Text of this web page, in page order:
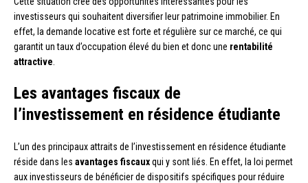
investisseurs qui souhaitent diversifier leur patrimoine immobilier. En
effet, la demande locative est forte et régulière sur ce marché, ce qui
garantit un taux d’occupation élevé du bien et donc une rentabilité
attractive
Les avantages fiscaux de
l’investissement en résidence étudiante
L’un des principaux attraits de l’investissement en résidence étudiante
réside dans les avantages fiscauxqui y sont liés. En effet, la loi permet
aux investisseurs de bénéficier de dispositifs spécifiques pour réduire